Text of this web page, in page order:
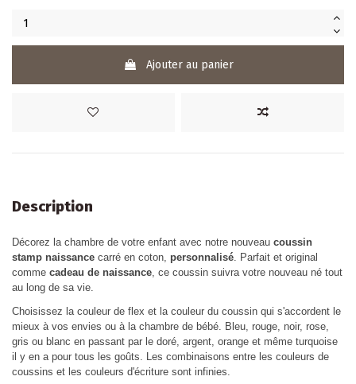
Ajouter au panier
Description
Décorez la chambre de votre enfant avec notre nouveau coussin
stamp naissance carré en coton, personnalisé . Parfait et original
comme cadeau de naissance , ce coussin suivra votre nouveau né tout
au long de sa vie.
Choisissez la couleur de flex et la couleur du coussin qui s'accordent le
mieux à vos envies ou à la chambre de bébé. Bleu, rouge, noir, rose,
gris ou blanc en passant par le doré, argent, orange et même turquoise
il y en a pour tous les goûts. Les combinaisons entre les couleurs de
coussins et les couleurs d'écriture sont infinies.